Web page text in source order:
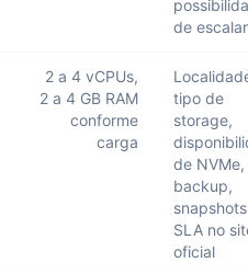
de escalar
2 a 4 vCPUs,
2 a 4 GB RAM
conforme
carga
tipo de
storage,
de NVMe,
backup,
SLA no
oficial